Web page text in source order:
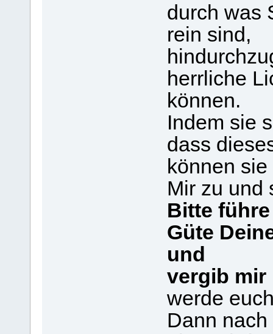
durch was
rein sind,
herrliche
können.
Indem sie
dass
können
Mir zu und
Bitte
Güte
und
vergib mir
werde
Dann nach